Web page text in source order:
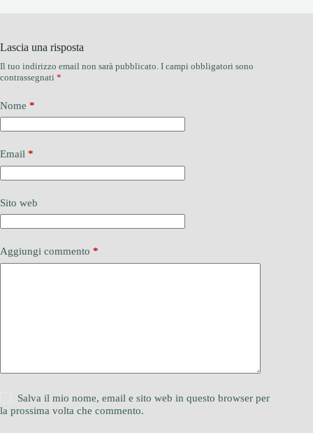
Lascia una risposta
Il tuo indirizzo email non sarà pubblicato. I campi obbligatori sono
contrassegnati *
Nome *
Email *
Sito web
Aggiungi commento *
Salva il mio nome, email e sito web in questo browser per
la prossima volta che commento.